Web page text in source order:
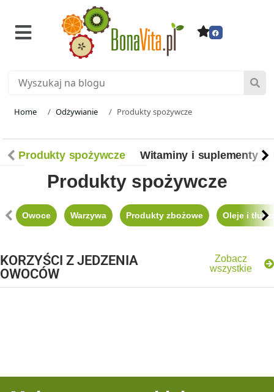
Home Odżywianie Produkty spożywcze
Scroll left
Produkty spożywcze Witaminy i suplementy
Produkty spożywcze
Scroll leftOwoce Warzywa Produkty zbożowe Oleje i
KORZYŚCI Z JEDZENIA
OWOCÓW
Zobacz
wszystkie